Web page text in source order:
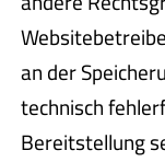
an der
technisch
Bereitstellung